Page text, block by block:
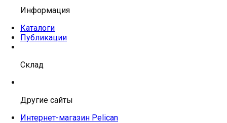
Информация
Каталоги
Публикации
Склад
Другие сайты
Интернет-магазин Pelican